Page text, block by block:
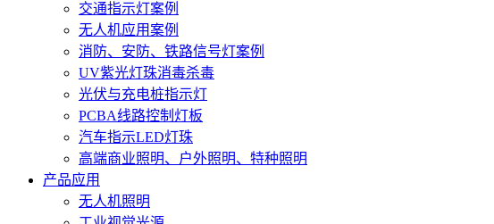
交通指示灯案例
无人机应用案例
消防、安防、铁路信号灯案例
UV紫光灯珠消毒杀毒
光伏与充电桩指示灯
PCBA线路控制灯板
汽车指示LED灯珠
高端商业照明、户外照明、特种照明
产品应用
无人机照明